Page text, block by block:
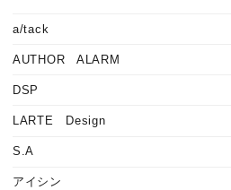
a/tack
AUTHOR ALARM
DSP
LARTE Design
S.A
アイシン